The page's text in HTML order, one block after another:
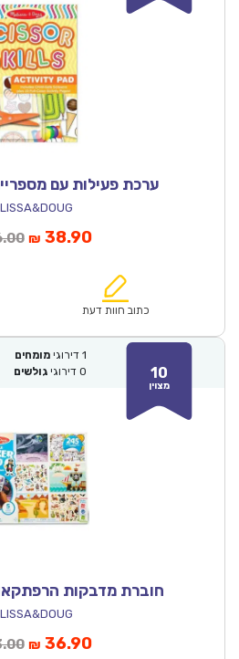
ערכת פעילות עם
המחיר
₪56.00.
₪ 38.90המחיר
הוא:
כתוב חוות דעת
10
מצוין
1 דירוגי מומחים
0 דירוגי גולשים
חוברת מדבקות
המחיר
₪ 36.90המחיר